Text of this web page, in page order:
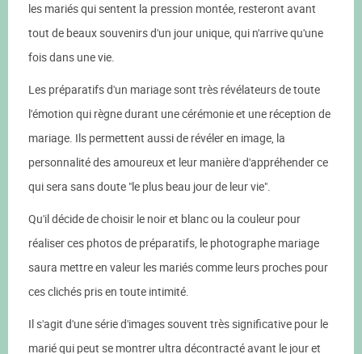
les mariés qui sentent la pression montée, resteront avant
tout de beaux souvenirs d'un jour unique, qui n'arrive qu'une
fois dans une vie.
Les préparatifs d'un mariage sont très révélateurs de toute
l'émotion qui règne durant une cérémonie et une réception de
mariage. Ils permettent aussi de révéler en image, la
personnalité des amoureux et leur manière d'appréhender ce
qui sera sans doute "le plus beau jour de leur vie".
Qu'il décide de choisir le noir et blanc ou la couleur pour
réaliser ces photos de préparatifs, le photographe mariage
saura mettre en valeur les mariés comme leurs proches pour
ces clichés pris en toute intimité.
Il s'agit d'une série d'images souvent très significative pour le
marié qui peut se montrer ultra décontracté avant le jour et